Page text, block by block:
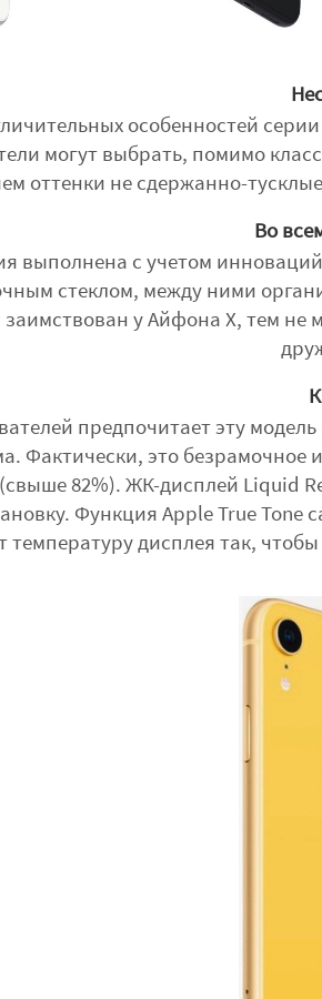
особенностей
могут выбрать, помимо
оттенки не сдержанно-
Во
выполнена с учетом
стеклом, между ними
у Айфона X, тем
предпочитает эту
Фактически, это безрамочное
82%). ЖК-дисплей Liquid
Функция Apple True Tone
температуру дисплея так,